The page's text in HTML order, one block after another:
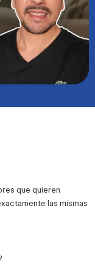
que quieren
las mismas